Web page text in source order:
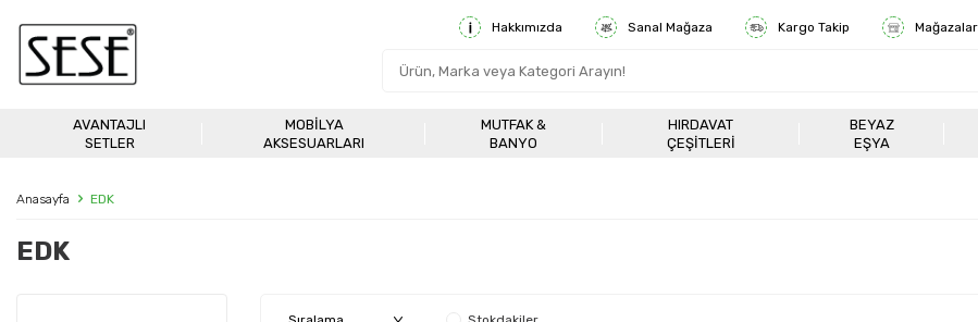
Hakkımızda Sanal Mağaza Kargo Takip
AVANTAJLI
SETLER
MOBILYA
AKSESUARLARI
MUTFAK &
BANYO
HIRDAVAT
ÇEŞITLERI
BEYAZ
EŞYA
Anasayfa EDK
EDK